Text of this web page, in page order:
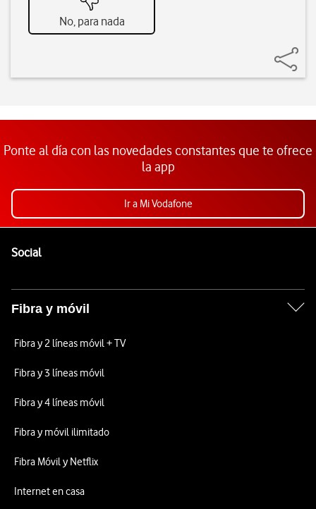
No, para nada
Ponte al día con las novedades constantes que te ofrece
la app
Ir a Mi Vodafone
SocialEnlaces a las redes sociales de Vodafone
Fibra y móvil
Fibra y 2 líneas móvil + TV
Fibra y 3 líneas móvil
Fibra y 4 líneas móvil
Fibra y móvil ilimitado
Fibra Móvil y Netflix
Internet en casa